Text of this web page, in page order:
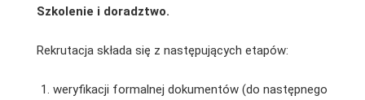
Szkolenie i doradztwo.
Rekrutacja składa się z następujących etapów:
weryfikacji formalnej dokumentów (do następnego